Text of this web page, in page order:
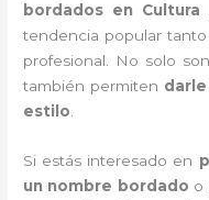
bordados en Cultura
tendencia popular
profesional. No solo
también permiten
estilo.
Si estás interesado en
un nombre bordado o